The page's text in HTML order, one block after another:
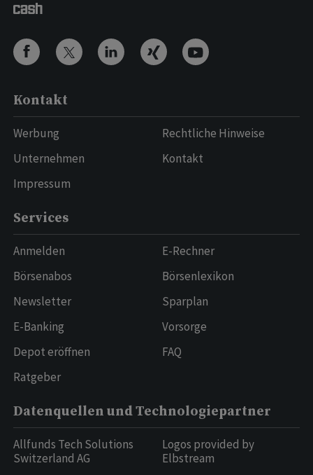
Kontakt
Werbung
Unternehmen
Impressum
Rechtliche Hinweise
Kontakt
Services
Anmelden
Börsenabos
Newsletter
E-Banking
Depot eröffnen
Ratgeber
E-Rechner
Börsenlexikon
Sparplan
Vorsorge
FAQ
Datenquellen und Technologiepartner
Allfunds Tech Solutions
Switzerland AG
Logos provided by
Elbstream